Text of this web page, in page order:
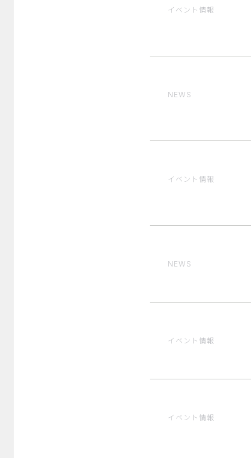
イベント情報
NEWS
イベント情報
NEWS
イベント情報
イベント情報